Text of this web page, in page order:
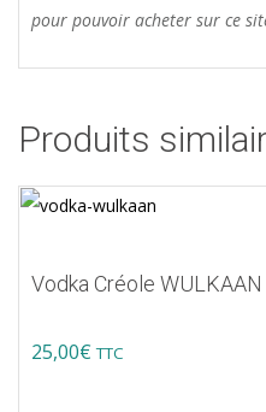
pour pouvoir acheter sur ce
Produits
Vodka Créole WULKAAN
25,00€ TTC